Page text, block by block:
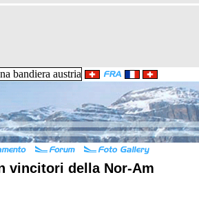
vincitori della Nor-Am